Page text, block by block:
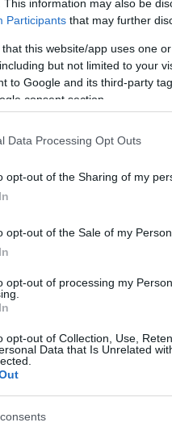
This information may also be
Participants that may further
that this website/app uses one
but not limited to your
to Google and its third-party
consent section.
Data Processing Opt Outs
opt-out of the Sharing of my
opt-out of the Sale of my
opt-out of processing my
opt-out of Collection, Use,
Data that Is Unrelated
révén a Honda volt a
amelyet a Yamaha is
ki egy kör a
pályáján (videó)
megmutatta, hogyan
of Hungary 2026-os